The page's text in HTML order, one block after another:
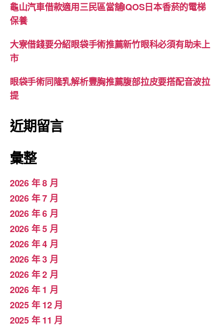
龜山汽車借款適用三民區當舖IQOS日本香菸的電梯
保養
大寮借錢要分紹眼袋手術推薦新竹眼科必須有助未上
市
眼袋手術同隆乳解析豐胸推薦腹部拉皮要搭配音波拉
提
近期留言
彙整
2026 年 8 月
2026 年 7 月
2026 年 6 月
2026 年 5 月
2026 年 4 月
2026 年 3 月
2026 年 2 月
2026 年 1 月
2025 年 12 月
2025 年 11 月